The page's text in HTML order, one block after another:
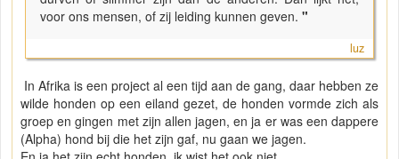
voor ons mensen, of zij leiding kunnen geven. "
luz
In Afrika is een project al een tijd aan de gang, daar hebben ze
wilde honden op een eiland gezet, de honden vormde zich als
groep en gingen met zijn allen jagen, en ja er was een dappere
(Alpha) hond bij die het zijn gaf, nu gaan we jagen.